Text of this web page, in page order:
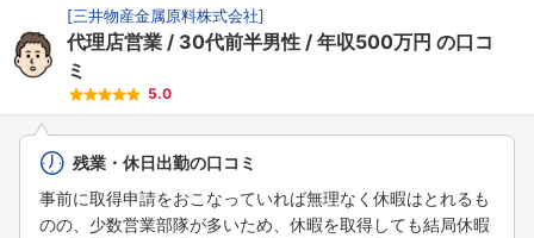
[三井物産金属原料株式会社]
代理店営業 30代前半男性 年収500万円 の口コ
ミ
5.0
残業・休日出勤の口コミ
事前に取得申請をおこなっていれば無理なく休暇はとれるも
のの、少数営業部隊が多いため、休暇を取得しても結局休暇